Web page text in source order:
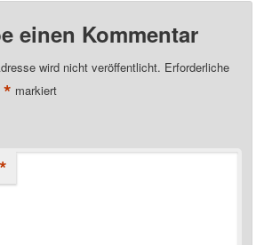
einen Kommentar
wird nicht veröffentlicht. Erforderliche
* markiert
*